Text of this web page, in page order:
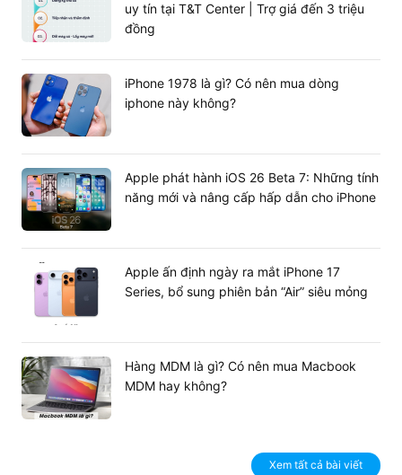
Mua Laptop Thinkpad X1 Carbon Gen 10
giá tốt tại T&T Center
Qua những đánh giá trên, có thể thấy
Carbon Gen 10 Core i7là chiếc laptop doanh nhân có
thiết kế bền bỉ, màn hình đẹp và hiệu năng cao rất đáng
sở hữu trong tầm giá. Nếu bạn đang tìm kiếm cho mình
một chiếc laptop đáp ứng tốt nhu cầu công việc thì đừng
bỏ qua chiếc laptop Thinkpad này.
uy tín tại T&T Center | Trợ giá đến 3 triệu
đồng
iPhone 1978 là gì? Có nên mua dòng
iphone này không?
Apple phát hành iOS 26 Beta 7: Những tính
năng mới và nâng cấp hấp dẫn cho iPhone
Apple ấn định ngày ra mắt iPhone 17
Series, bổ sung phiên bản “Air” siêu mỏng
Hàng MDM là gì? Có nên mua Macbook
MDM hay không?
Xem tất cả bài viết